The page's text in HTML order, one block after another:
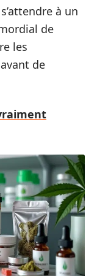
à un
de
les
de